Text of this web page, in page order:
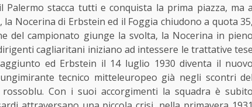
stacca tutti e conquista la prima piazza, ma a
Nocerina di Erbstein ed il Foggia chiudono a quota 35,
del campionato giunge la svolta, la Nocerina in pieno
cagliaritani iniziano ad intessere le trattative tese
ed Erbstein il 14 luglio 1930 diventa il nuovo
tecnico mitteleuropeo già negli scontri del
Con i suoi accorgimenti la squadra è subito